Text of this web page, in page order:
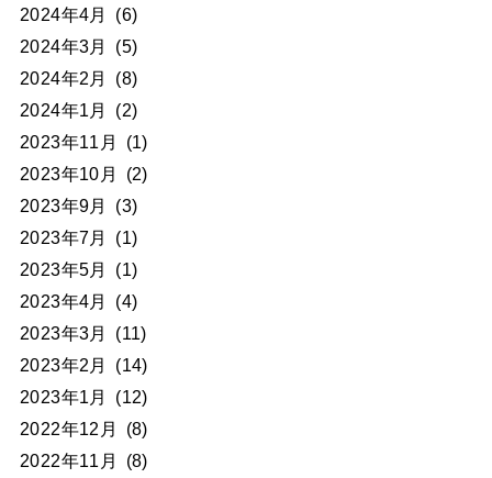
2024年4月
(6)
2024年3月
(5)
2024年2月
(8)
2024年1月
(2)
2023年11月
(1)
2023年10月
(2)
2023年9月
(3)
2023年7月
(1)
2023年5月
(1)
2023年4月
(4)
2023年3月
(11)
2023年2月
(14)
2023年1月
(12)
2022年12月
(8)
2022年11月
(8)